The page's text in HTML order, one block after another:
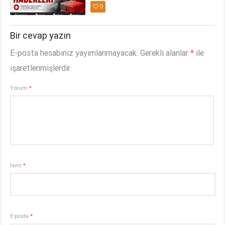
0
Bir cevap yazın
E-posta hesabınız yayımlanmayacak. Gerekli alanlar* ile
işaretlenmişlerdir
Yorum*
İsim*
E-posta*